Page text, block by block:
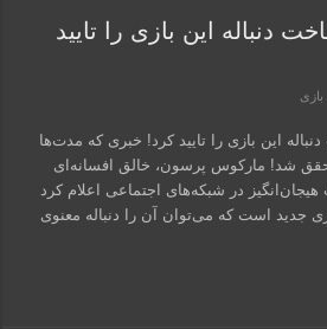
دنباله این بازی را تایید
بازی
این بازی را تایید کرد! خبری که مدت‌ها
شد! مارکوس پرسون، خالق افسانه‌ای
در شبکه‌های اجتماعی اعلام کرد
جدید است که می‌توان آن را دنباله معنوی